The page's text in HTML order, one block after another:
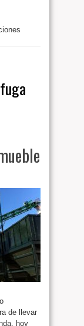
de llevar
hoy